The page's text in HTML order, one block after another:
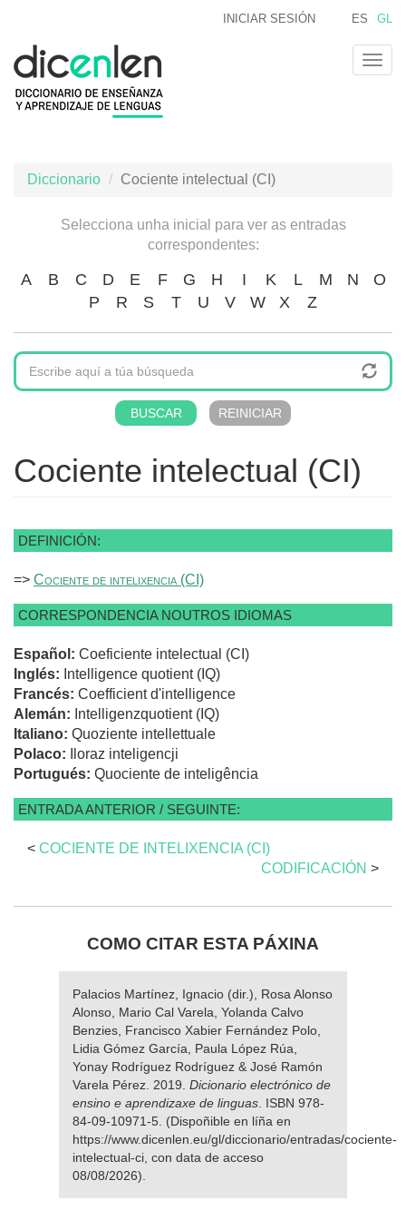
contido
principal
ES GL
INICIAR SESIÓN
Diccionario Cociente intelectual (CI)
Selecciona unha inicial para ver as entradas
correspondentes:
A B C D E F G H I K L M N
O
P
R S T U V W X Z
Cociente intelectual (CI)
DEFINICIÓN:
=> Cociente de intelixencia (CI)
CORRESPONDENCIA NOUTROS IDIOMAS
Español: Coeficiente intelectual (CI)
Inglés: Intelligence quotient (IQ)
Francés: Coefficient d'intelligence
Alemán: Intelligenzquotient (IQ)
Italiano: Quoziente intellettuale
Polaco:
Iloraz inteligencji
Portugués: Quociente de inteligência
ENTRADA ANTERIOR / SEGUINTE:
< COCIENTE DE INTELIXENCIA (CI)
CODIFICACIÓN >
COMO CITAR ESTA PÁXINA
Palacios Martínez, Ignacio (dir.), Rosa Alonso
Alonso, Mario Cal Varela, Yolanda Calvo
Benzies, Francisco Xabier Fernández Polo,
Lidia Gómez García, Paula López Rúa,
Yonay Rodríguez Rodríguez & José Ramón
Varela Pérez. 2019. Dicionario electrónico de
ensino e aprendizaxe de linguas . ISBN 978-
84-09-10971-5. (Dispoñible en líña en
https://www.dicenlen.eu/gl/diccionario/entradas/cociente-
intelectual-ci, con data de acceso
08/08/2026).